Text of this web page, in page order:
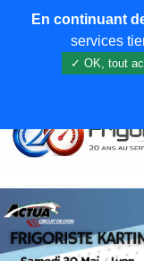
En continuant
services
✓ OK, tout